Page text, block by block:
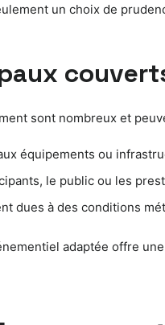
un choix de
sont nombreux et
équipements ou
le public ou les
dues à des conditions
adaptée offre